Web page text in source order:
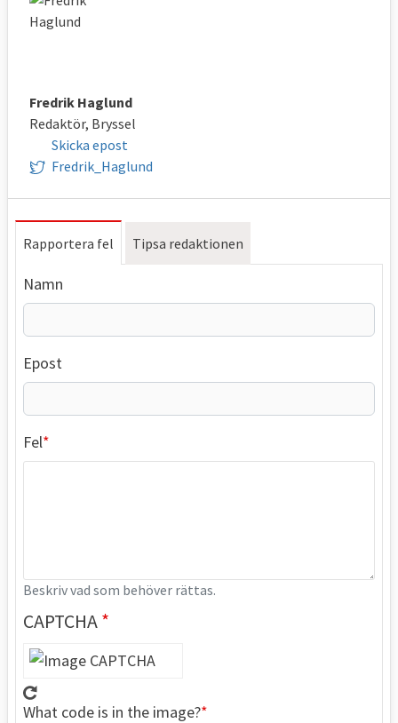
Fredrik Haglund
Redaktör, Bryssel
Skicka epost
Fredrik_Haglund
Rapportera fel Tipsa redaktionen
Namn
Epost
Fel
Beskriv vad som behöver rättas.
CAPTCHA
What code is in the image?